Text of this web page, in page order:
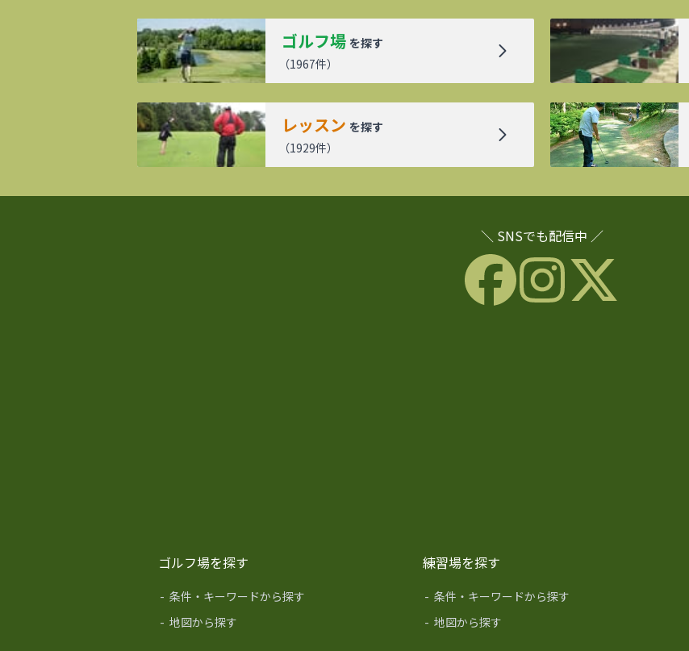
ゴルフ場 を探す
（1967件）
レッスン を探す
（1929件）
＼ SNSでも配信中 ／
ゴルフ場を探す
- 条件・キーワードから探す
- 地図から探す
練習場を探す
- 条件・キーワードから探す
- 地図から探す